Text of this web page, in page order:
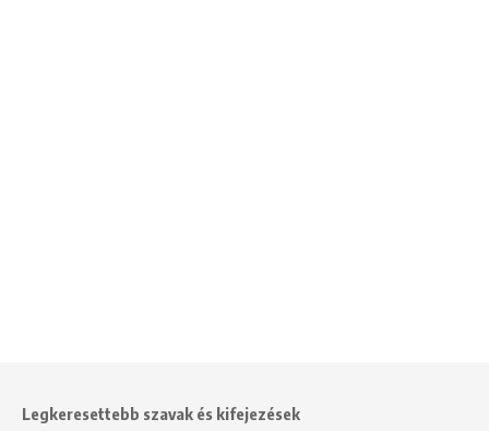
Legkeresettebb szavak és kifejezések